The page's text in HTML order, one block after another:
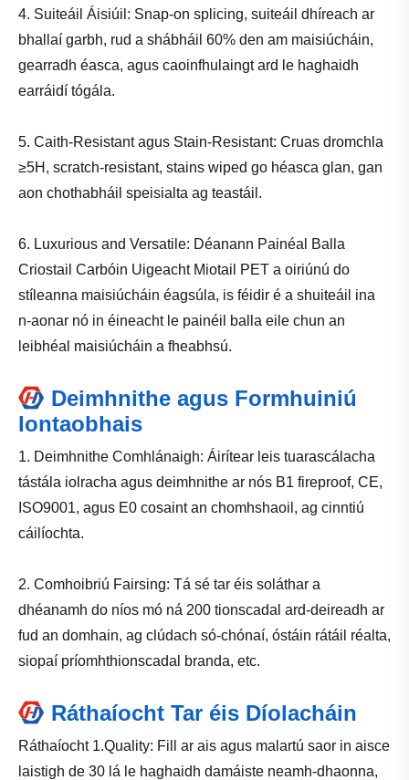
4. Suiteáil Áisiúil: Snap-on splicing, suiteáil dhíreach ar
bhallaí garbh, rud a shábháil 60% den am maisiúcháin,
gearradh éasca, agus caoinfhulaingt ard le haghaidh
earráidí tógála.
5. Caith-Resistant agus Stain-Resistant: Cruas dromchla
≥5H, scratch-resistant, stains wiped go héasca glan, gan
aon chothabháil speisialta ag teastáil.
6. Luxurious and Versatile: Déanann Painéal Balla
Criostail Carbóin Uigeacht Miotail PET a oiriúnú do
stíleanna maisiúcháin éagsúla, is féidir é a shuiteáil ina
n-aonar nó in éineacht le painéil balla eile chun an
leibhéal maisiúcháin a fheabhsú.
Deimhnithe agus Formhuiniú
Iontaobhais
1. Deimhnithe Comhlánaigh: Áirítear leis tuarascálacha
tástála iolracha agus deimhnithe ar nós B1 fireproof, CE,
ISO9001, agus E0 cosaint an chomhshaoil, ag cinntiú
cáilíochta.
2. Comhoibriú Fairsing: Tá sé tar éis soláthar a
dhéanamh do níos mó ná 200 tionscadal ard-deireadh ar
fud an domhain, ag clúdach só-chónaí, óstáin rátáil réalta,
siopaí príomhthionscadal branda, etc.
Ráthaíocht Tar éis Díolacháin
Ráthaíocht 1.Quality: Fill ar ais agus malartú saor in aisce
laistigh de 30 lá le haghaidh damáiste neamh-dhaonna,